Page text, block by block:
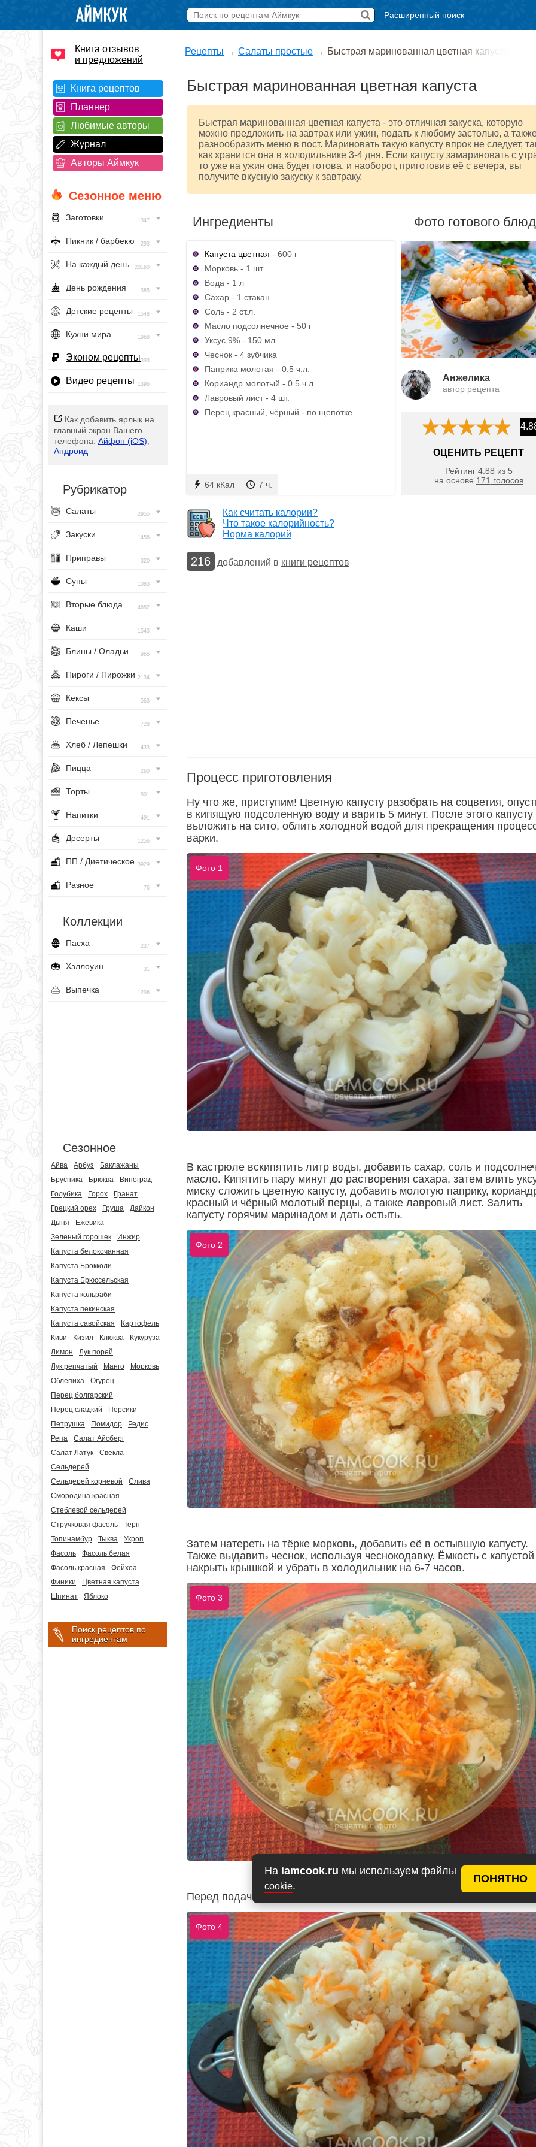
На iamcook.ru мы используем файлы
cookie.
ПОНЯТНО
Расширенный поиск
Книга отзывов
и предложений
Книга рецептов
Планнер
Любимые авторы
Журнал
Авторы Аймкук
Сезонное меню
Заготовки 1347
Пикник / барбекю 293
На каждый день 20160
День рождения 385
Детские рецепты 1548
Кухни мира 1968
Эконом рецепты393
Видео рецепты 1396
Как добавить ярлык на
главный экран Вашего
телефона: Айфон (iOS)
Андроид
Рубрикатор
Салаты 2955
Закуски 1456
Приправы 320
Супы 1083
Вторые блюда 4682
Каши 1543
Блины / Оладьи 965
Пироги / Пирожки 2134
Кексы 563
Печенье 728
Хлеб / Лепешки 433
Пицца 260
Торты 801
Напитки 491
Десерты 1256
ПП / Диетическое 3929
Разное 76
Коллекции
Пасха 237
Хэллоуин 31
Выпечка 1296
Сезонное
Айва Арбуз
Баклажаны
Брусника
Брюква
Виноград
Голубика
Горох
Гранат
Грецкий орех
Груша
Дайкон
Дыня
Ежевика
Зеленый горошек
Инжир
Капуста белокочанная
Капуста Брокколи
Капуста Брюссельская
Капуста кольраби
Капуста пекинская
Капуста савойская
Картофель
Киви
Кизил Клюква
Кукуруза
Лимон
Лук порей
Лук репчатый
Манго
Морковь
Облепиха
Огурец
Перец болгарский
Перец сладкий
Персики
Петрушка
Помидор
Редис
Репа
Салат Айсберг
Салат Латук
Свекла
Сельдерей
Сельдерей корневой
Слива
Смородина красная
Стеблевой сельдерей
Стручковая фасоль
Терн
Топинамбур
Тыква
Укроп
Фасоль
Фасоль белая
Фасоль красная
Фейхоа
Финики
Цветная капуста
Шпинат
Яблоко
Поиск рецептов по
ингредиентам
Рецепты → Салаты простые → Быстрая маринованная цветная капуста
Быстрая маринованная цветная капуста
Быстрая маринованная цветная капуста - это отличная закуска, которую
можно предложить на завтрак или ужин, подать к любому застолью, а
разнообразить меню в пост. Мариновать такую капусту впрок не следует,
как хранится она в холодильнике 3-4 дня. Если капусту замариновать с
то уже на ужин она будет готова, и наоборот, приготовив её с вечера, вы
получите вкусную закуску к завтраку.
Ингредиенты
Капуста цветная - 600 г
Морковь - 1 шт.
Вода - 1 л
Сахар - 1 стакан
Соль - 2 ст.л.
Масло подсолнечное - 50 г
Уксус 9% - 150 мл
Чеснок - 4 зубчика
Паприка молотая - 0.5 ч.л.
Кориандр молотый - 0.5 ч.л.
Лавровый лист - 4 шт.
Перец красный, чёрный - по щепотке
64 кКал 7 ч.
Фото готового
Анжелика
автор рецепта
ОЦЕНИТЬ РЕЦЕПТ
Рейтинг 4.88 из 5
на основе 171 голосов
Как считать калории?
Что такое калорийность?
Норма калорий
216 добавлений в книги рецептов
Процесс приготовления
Ну что же, приступим! Цветную капусту разобрать на соцветия,
в кипящую подсоленную воду и варить 5 минут. После этого капусту
выложить на сито, облить холодной водой для прекращения
варки.
Фото 1
В кастрюле вскипятить литр воды, добавить сахар, соль и
масло. Кипятить пару минут до растворения сахара, затем влить
миску сложить цветную капусту, добавить молотую паприку,
красный и чёрный молотый перцы, а также лавровый лист. Залить
капусту горячим маринадом и дать остыть.
Фото 2
Затем натереть на тёрке морковь, добавить её в остывшую капусту.
Также выдавить чеснок, используя чеснокодавку. Ёмкость с капустой
накрыть крышкой и убрать в холодильник на 6-7 часов.
Фото 3
Перед подачей с помощью сита слить с капусты весь маринад.
Фото 4